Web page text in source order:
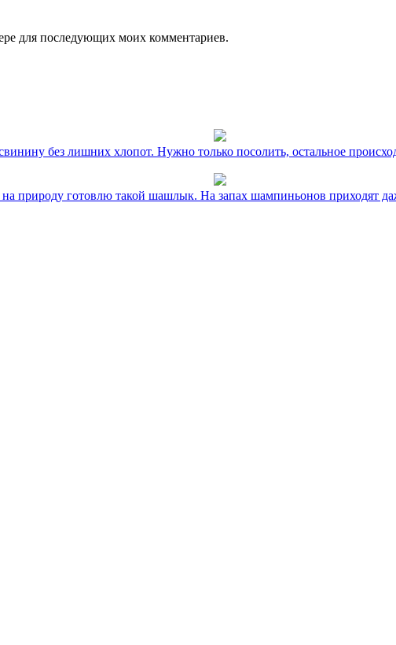
для последующих моих комментариев.
без лишних хлопот. Нужно только посолить, остальное
природу готовлю такой шашлык. На запах шампиньонов приходят